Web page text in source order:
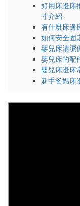
好用床邊床
寸介紹
有什麼床邊
如何安全固
嬰兒床清潔
嬰兒床的配
嬰兒床邊床
新手爸媽床